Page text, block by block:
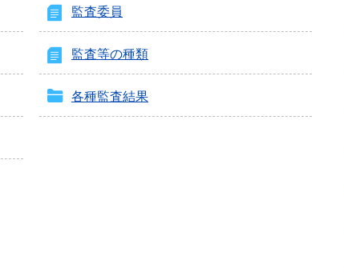
監査委員
監査等の種類
各種監査結果